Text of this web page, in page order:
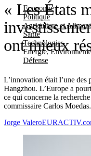
Economie
Politique
Agriculture et
Santé
Technologies
Energie,
Défense
« Les États
ont mieux
L’innovation était l’une des
Hangzhou. L’Europe a
ce qui concerne la
commissaire Carlos Moedas.
Jorge Valero